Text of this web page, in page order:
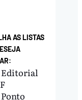
AS LISTAS
Editorial
Ponto